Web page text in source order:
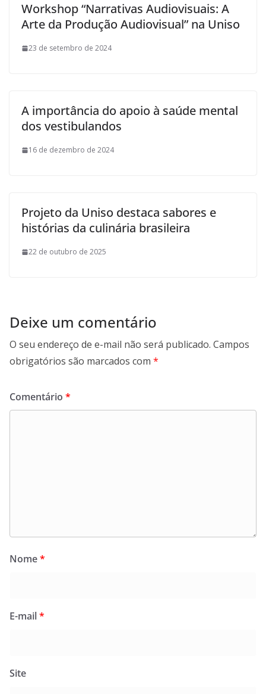
Workshop “Narrativas Audiovisuais: A
Arte da Produção Audiovisual” na Uniso
23 de setembro de 2024
A importância do apoio à saúde mental
dos vestibulandos
16 de dezembro de 2024
Projeto da Uniso destaca sabores e
histórias da culinária brasileira
22 de outubro de 2025
Deixe um comentário
O seu endereço de e-mail não será publicado. Campos
obrigatórios são marcados com *
Comentário *
Nome*
E-mail*
Site